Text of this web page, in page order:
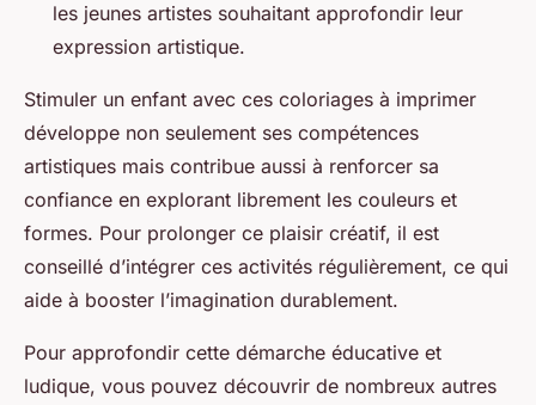
les jeunes artistes souhaitant approfondir leur
expression artistique.
Stimuler un enfant avec ces coloriages à imprimer
développe non seulement ses compétences
artistiques mais contribue aussi à renforcer sa
confiance en explorant librement les couleurs et
formes. Pour prolonger ce plaisir créatif, il est
conseillé d’intégrer ces activités régulièrement, ce qui
aide à booster l’imagination durablement.
Pour approfondir cette démarche éducative et
ludique, vous pouvez découvrir de nombreux autres